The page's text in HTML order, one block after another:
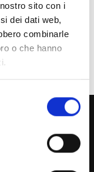
sito con i
dei dati web,
combinarle
o che hanno